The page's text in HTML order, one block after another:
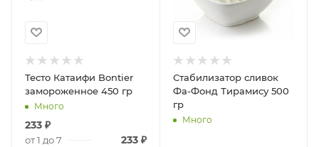
Тесто Катаифи Bontier
замороженное 450 гр
Много
233 ₽
от 1 до 7 233₽
Стабилизатор сливок
Фа-Фонд Тирамису 500
гр
Много